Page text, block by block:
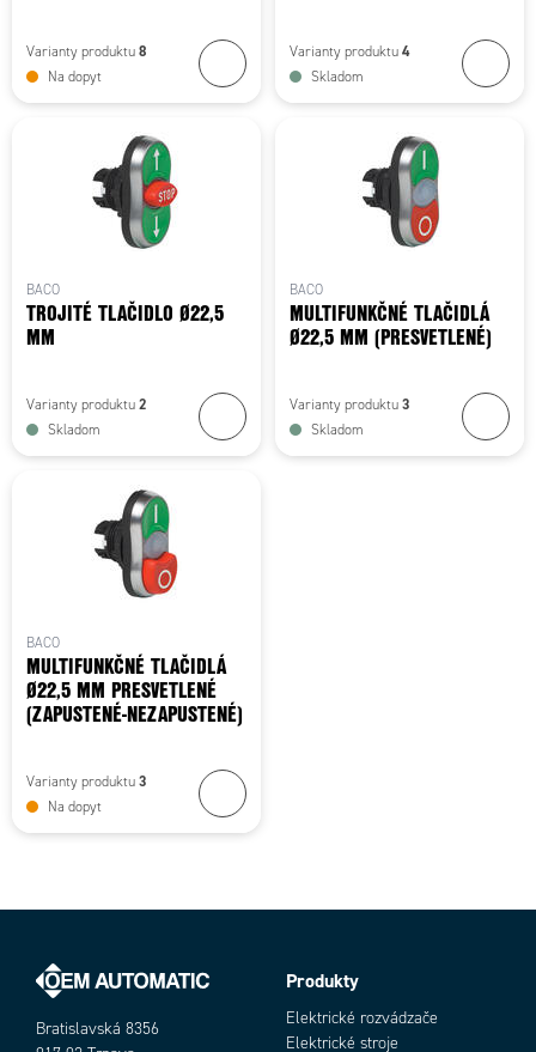
Varianty produktu 8
Na dopyt
Varianty produktu 4
Skladom
BACO
TROJITÉ TLAČIDLO Ø22,5
MM
Varianty produktu 2
Skladom
BACO
MULTIFUNKČNÉ TLAČIDLÁ
Ø22,5 MM (PRESVETLENÉ)
Varianty produktu 3
Skladom
BACO
MULTIFUNKČNÉ TLAČIDLÁ
Ø22,5 MM PRESVETLENÉ
(ZAPUSTENÉ-NEZAPUSTENÉ)
Varianty produktu 3
Na dopyt
Bratislavská 8356
Produkty
Elektrické rozvádzače
Elektrické stroje